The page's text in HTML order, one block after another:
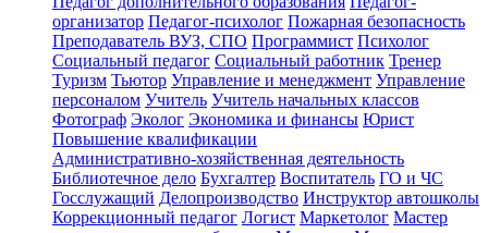
организатор Педагог-психолог Пожарная безопасность
Преподаватель ВУЗ, СПО Программист Психолог
Социальный педагог Социальный работник Тренер
Туризм Тьютор Управление и менеджмент Управление
персоналом Учитель Учитель начальных классов
Фотограф Эколог Экономика и финансы Юрист
Повышение квалификации
Административно-хозяйственная деятельность
Библиотечное дело Бухгалтер Воспитатель ГО и ЧС
Госслужащий Делопроизводство Инструктор автошколы
Коррекционный педагог Логист Маркетолог Мастер